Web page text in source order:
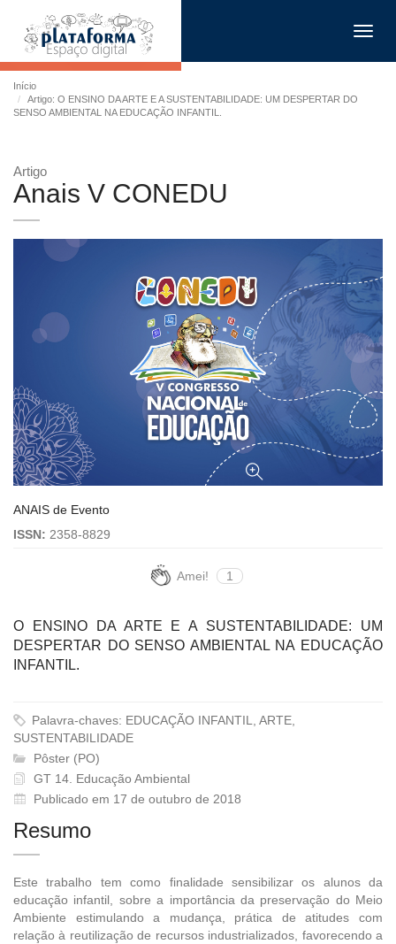
Início
Artigo: O ENSINO DA ARTE E A SUSTENTABILIDADE: UM DESPERTAR DO
SENSO AMBIENTAL NA EDUCAÇÃO INFANTIL.
Artigo
Anais V CONEDU
ANAIS de Evento
ISSN: 2358-8829
Amei! 1
O ENSINO DA ARTE E A SUSTENTABILIDADE: UM
DESPERTAR DO SENSO AMBIENTAL NA EDUCAÇÃO
INFANTIL.
Palavra-chaves: EDUCAÇÃO INFANTIL, ARTE,
SUSTENTABILIDADE
Pôster (PO)
GT 14. Educação Ambiental
Publicado em 17 de outubro de 2018
Resumo
Este trabalho tem como finalidade sensibilizar os alunos da
educação infantil, sobre a importância da preservação do Meio
Ambiente estimulando a mudança, prática de atitudes com
relação à reutilização de recursos industrializados, favorecendo a